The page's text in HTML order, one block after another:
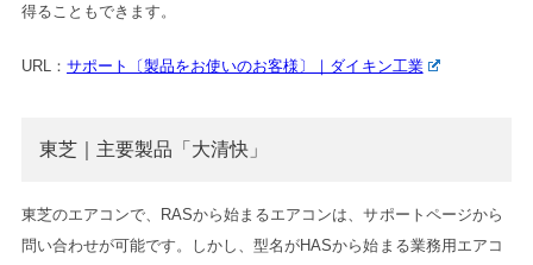
得ることもできます。
URL：サポート〔製品をお使いのお客様〕｜ダイキン工業
東芝｜主要製品「大清快」
東芝のエアコンで、RASから始まるエアコンは、サポートページから
問い合わせが可能です。しかし、型名がHASから始まる業務用エアコ